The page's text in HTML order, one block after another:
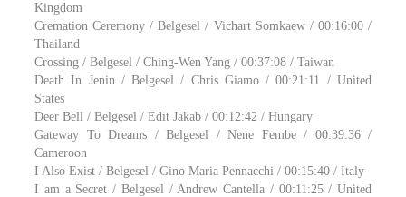
Kingdom
Cremation Ceremony / Belgesel / Vichart Somkaew / 00:16:00 /
Thailand
Crossing / Belgesel / Ching-Wen Yang / 00:37:08 / Taiwan
Death In Jenin / Belgesel / Chris Giamo / 00:21:11 / United
States
Deer Bell / Belgesel / Edit Jakab / 00:12:42 / Hungary
Gateway To Dreams / Belgesel / Nene Fembe / 00:39:36 /
Cameroon
I Also Exist / Belgesel / Gino Maria Pennacchi / 00:15:40 / Italy
I am a Secret / Belgesel / Andrew Cantella / 00:11:25 / United